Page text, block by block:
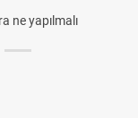
ne yapılmalı